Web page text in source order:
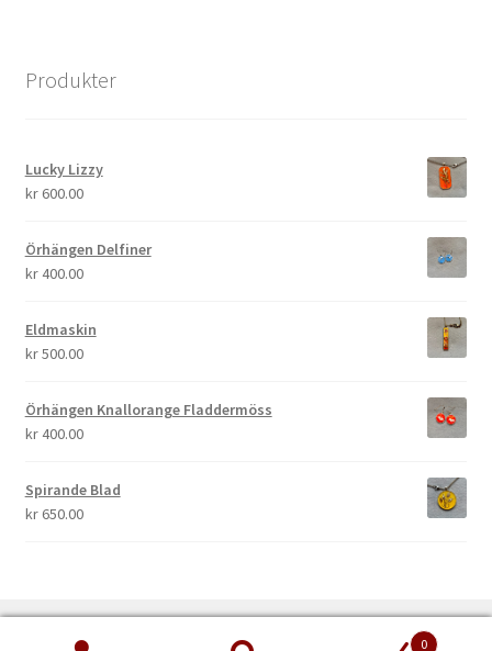
Produkter
Lucky Lizzy
kr600.00
Örhängen Delfiner
kr400.00
Eldmaskin
kr500.00
Örhängen Knallorange Fladdermöss
kr400.00
Spirande Blad
kr650.00
0